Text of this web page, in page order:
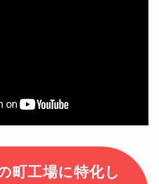
町工場に特化し